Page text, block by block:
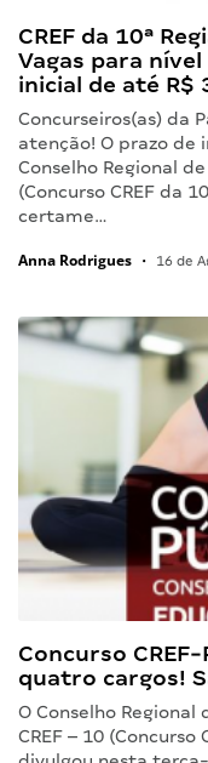
CREF da 10ª
Vagas para
inicial de até R$
Concurseiros(as) da
atenção! O prazo de
Conselho Regional
(Concurso CREF da
certame…
Anna Rodrigues • 16 de
Concurso
quatro cargos!
O Conselho Regional
CREF – 10 (Concurso